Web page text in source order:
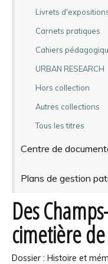
Livrets
Carnets pratiques
Cahiers
URBAN RESEARCH
Hors collection
Autres collections
Tous les titres
Centre de
Plans de gestion
Des
cimetière
Dossier : Histoire et